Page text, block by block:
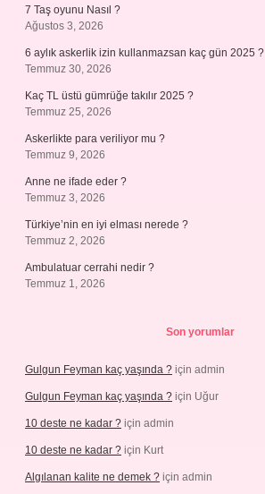
7 Taş oyunu Nasıl ?
Ağustos 3, 2026
6 aylık askerlik izin kullanmazsan kaç gün 2025 ?
Temmuz 30, 2026
Kaç TL üstü gümrüğe takılır 2025 ?
Temmuz 25, 2026
Askerlikte para veriliyor mu ?
Temmuz 9, 2026
Anne ne ifade eder ?
Temmuz 3, 2026
Türkiye’nin en iyi elması nerede ?
Temmuz 2, 2026
Ambulatuar cerrahi nedir ?
Temmuz 1, 2026
Son yorumlar
Gulgun Feyman kaç yaşında ? için admin
Gulgun Feyman kaç yaşında ? için Uğur
10 deste ne kadar ? için admin
10 deste ne kadar ? için Kurt
Algılanan kalite ne demek ? için admin